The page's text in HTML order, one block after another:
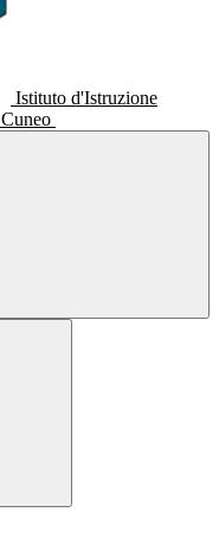
Istituto d'Istruzione
Cuneo